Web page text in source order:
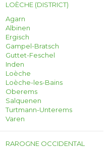
LOÈCHE (DISTRICT)
Agarn
Albinen
Ergisch
Gampel-Bratsch
Guttet-Feschel
Inden
Loèche
Loèche-les-Bains
Oberems
Salquenen
Turtmann-Unterems
Varen
RAROGNE OCCIDENTAL